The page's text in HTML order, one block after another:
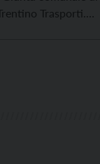
Trasporti.